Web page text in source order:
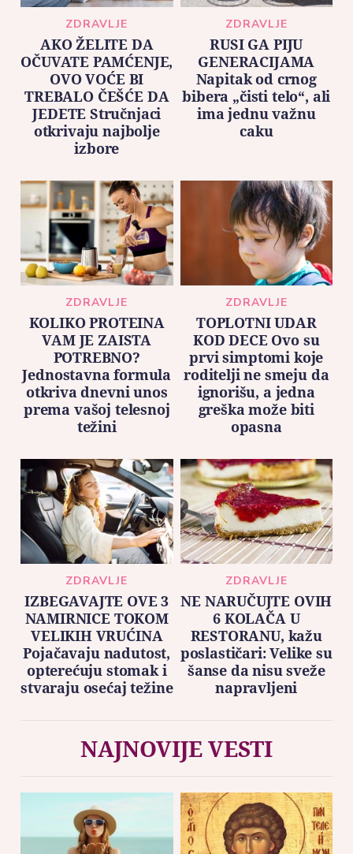
ZDRAVLJE
AKO ŽELITE DA
OČUVATE PAMĆENJE,
OVO VOĆE BI
TREBALO ČEŠĆE DA
JEDETE Stručnjaci
otkrivaju najbolje
izbore
ZDRAVLJE
RUSI GA PIJU
GENERACIJAMA
Napitak od crnog
bibera „čisti telo“, ali
ima jednu važnu
caku
ZDRAVLJE
KOLIKO PROTEINA
VAM JE ZAISTA
POTREBNO?
Jednostavna formula
otkriva dnevni unos
prema vašoj telesnoj
težini
ZDRAVLJE
TOPLOTNI UDAR
KOD DECE Ovo su
prvi simptomi koje
roditelji ne smeju da
ignorišu, a jedna
greška može biti
opasna
ZDRAVLJE
IZBEGAVAJTE OVE 3
NAMIRNICE TOKOM
VELIKIH VRUĆINA
Pojačavaju nadutost,
opterećuju stomak i
stvaraju osećaj težine
ZDRAVLJE
NE NARUČUJTE OVIH
6 KOLAČA U
RESTORANU, kažu
poslastičari: Velike su
šanse da nisu sveže
napravljeni
NAJNOVIJE VESTI